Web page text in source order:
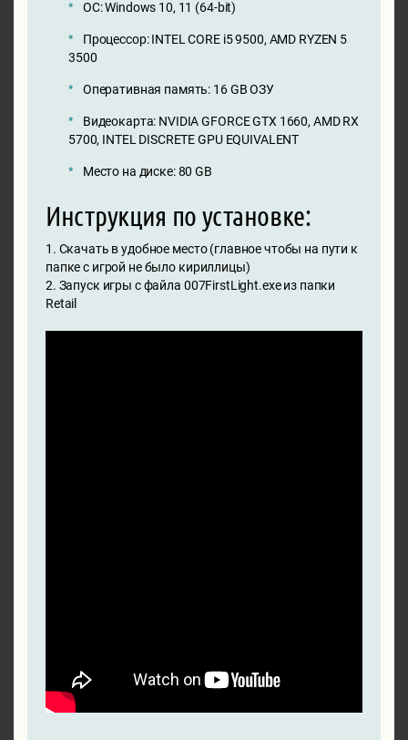
ОС: Windows 10, 11 (64-bit)
Процессор: INTEL CORE i5 9500, AMD RYZEN 5
3500
Оперативная память: 16 GB ОЗУ
Видеокарта: NVIDIA GFORCE GTX 1660, AMD RX
5700, INTEL DISCRETE GPU EQUIVALENT
Место на диске: 80 GB
Инструкция по установке:
1. Скачать в удобное место (главное чтобы на пути к
папке с игрой не было кириллицы)
2. Запуск игры с файла 007FirstLight.exe из папки
Retail